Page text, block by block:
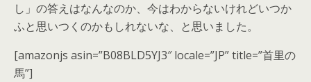
し」の答えはなんなのか、今はわからないけれどいつか
ふと思いつくのかもしれないな、と思いました。
[amazonjs asin=”B08BLD5YJ3″ locale=”JP” title=”首里の
馬”]